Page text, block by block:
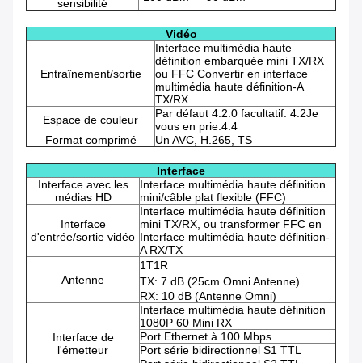
sensibilité
Vidéo
Entraînement/sortie
Interface multimédia haute
définition embarquée mini TX/RX
ou FFC Convertir en interface
multimédia haute définition-A
TX/RX
Espace de couleur
Par défaut 4:2:0 facultatif: 4:2Je
vous en prie.4:4
Format comprimé
Un AVC, H.265, TS
Interface
Interface avec les
médias HD
Interface multimédia haute définition
mini/câble plat flexible (FFC)
Interface
d'entrée/sortie vidéo
Interface multimédia haute définition
mini TX/RX, ou transformer FFC en
Interface multimédia haute définition-
A RX/TX
Antenne
1T1R
TX: 7 dB (25cm Omni Antenne)
RX: 10 dB (Antenne Omni)
Interface de
l'émetteur
Interface multimédia haute définition
1080P 60 Mini RX
Port Ethernet à 100 Mbps
Port série bidirectionnel S1 TTL